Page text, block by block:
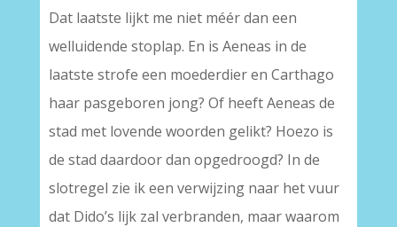
Dat laatste lijkt me niet méér dan een
welluidende stoplap. En is Aeneas in de
laatste strofe een moederdier en Carthago
haar pasgeboren jong? Of heeft Aeneas de
stad met lovende woorden gelikt? Hoezo is
de stad daardoor dan opgedroogd? In de
slotregel zie ik een verwijzing naar het vuur
dat Dido’s lijk zal verbranden, maar waarom